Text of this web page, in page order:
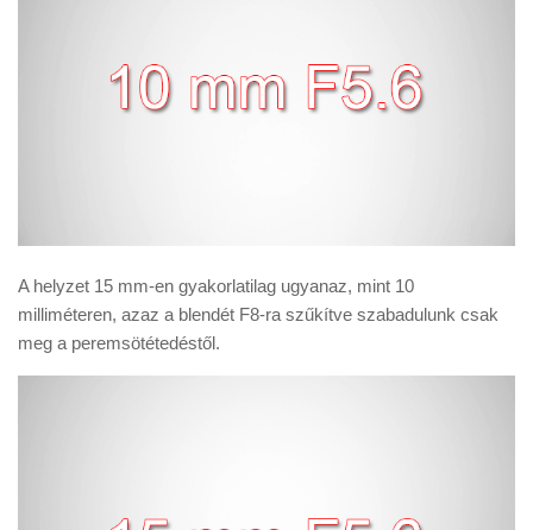
A helyzet 15 mm-en gyakorlatilag ugyanaz, mint 10
milliméteren, azaz a blendét F8-ra szűkítve szabadulunk csak
meg a peremsötétedéstől.